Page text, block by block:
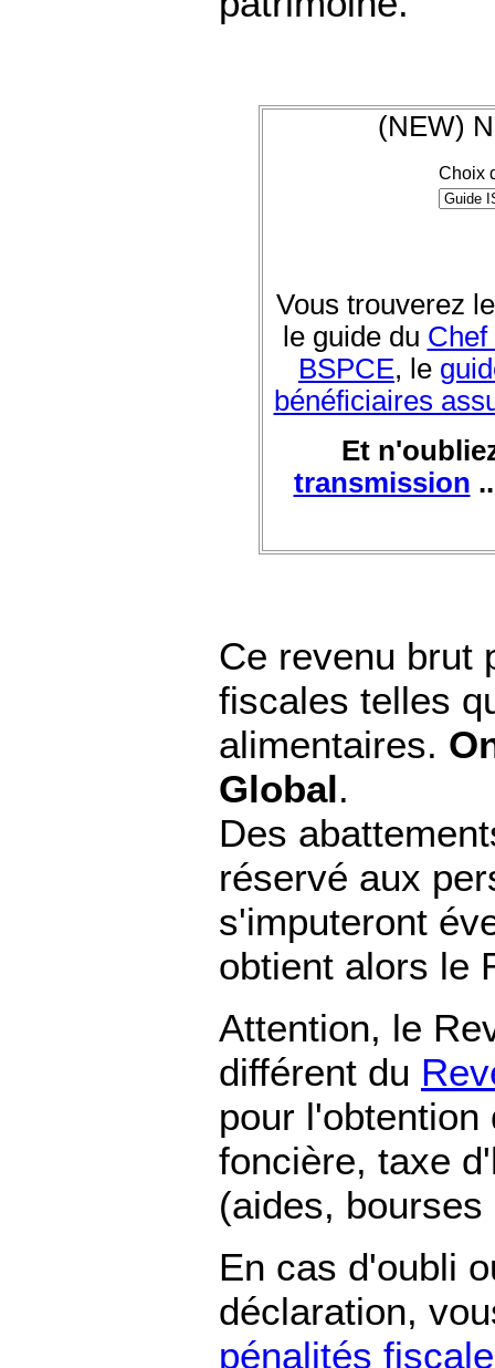
(NEW)
Choix
Vous trouverez
le guide du Chef
BSPCE, le
bénéficiaires
Et
transmission
Ce revenu brut
fiscales telles
alimentaires.
Global.
Des
réservé aux
s'imputeront
obtient alors le
Attention, le
différent du
pour
foncière, taxe
(aides, bourses
En cas d'oubli
déclaration,
pénalités